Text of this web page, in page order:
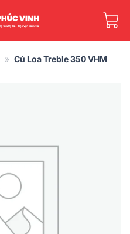
» Củ Loa Treble 350 VHM